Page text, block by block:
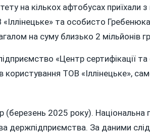
на кількох афтобусах приїхали
та особисто
на суму близько 2 мільйонів
«Центр сертифікації та
ТОВ «Іллінецьке»,
(березень 2025 року). Національна
держпідприємства. За даними